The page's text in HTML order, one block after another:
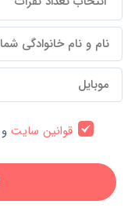
قوانین سایتو